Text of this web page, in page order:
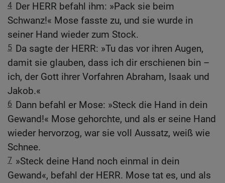
4 Der HERR befahl ihm: »Pack sie beim
Schwanz!« Mose fasste zu, und sie wurde in
seiner Hand wieder zum Stock.
5 Da sagte der HERR: »Tu das vor ihren Augen,
damit sie glauben, dass ich dir erschienen bin –
ich, der Gott ihrer Vorfahren Abraham, Isaak und
Jakob.«
6 Dann befahl er Mose: »Steck die Hand in dein
Gewand!« Mose gehorchte, und als er seine Hand
wieder hervorzog, war sie voll Aussatz, weiß wie
Schnee.
7 »Steck deine Hand noch einmal in dein
Gewand«, befahl der HERR. Mose tat es, und als